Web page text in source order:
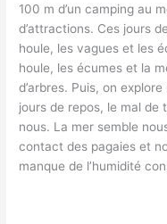
100 m d’un camping au
d’attractions. Ces jours
houle, les vagues et les
houle, les écumes et la
d’arbres. Puis, on
jours de repos, le mal
nous. La mer semble
contact des pagaies et
manque de l’humidité